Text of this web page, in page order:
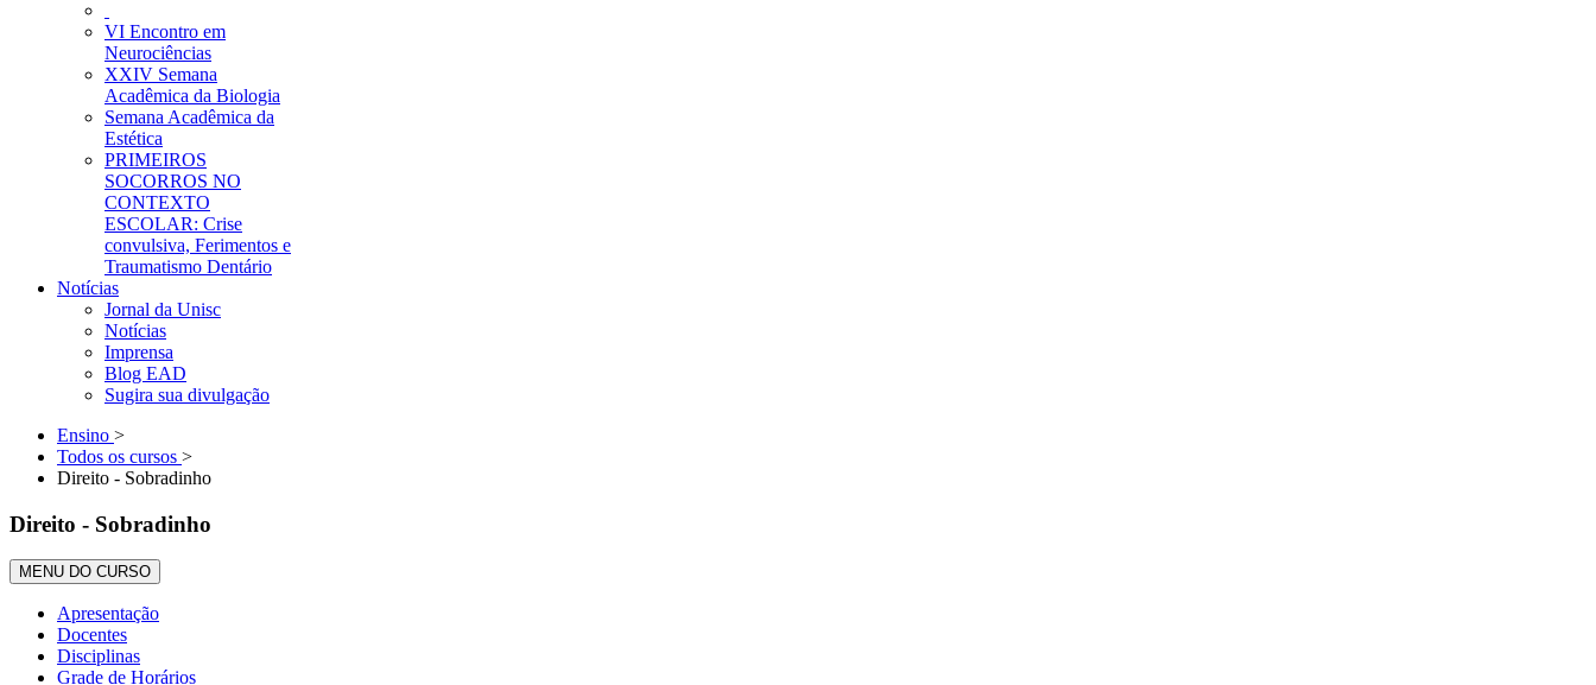
VI Encontro em
Neurociências
XXIV Semana
Acadêmica da Biologia
Semana Acadêmica da
Estética
PRIMEIROS
SOCORROS NO
CONTEXTO
ESCOLAR: Crise
convulsiva, Ferimentos e
Traumatismo Dentário
Notícias
Jornal da Unisc
Notícias
Imprensa
Blog EAD
Sugira sua divulgação
Ensino >
Todos os cursos >
Direito - Sobradinho
Direito - Sobradinho
MENU DO CURSO
Apresentação
Docentes
Disciplinas
Grade de Horários